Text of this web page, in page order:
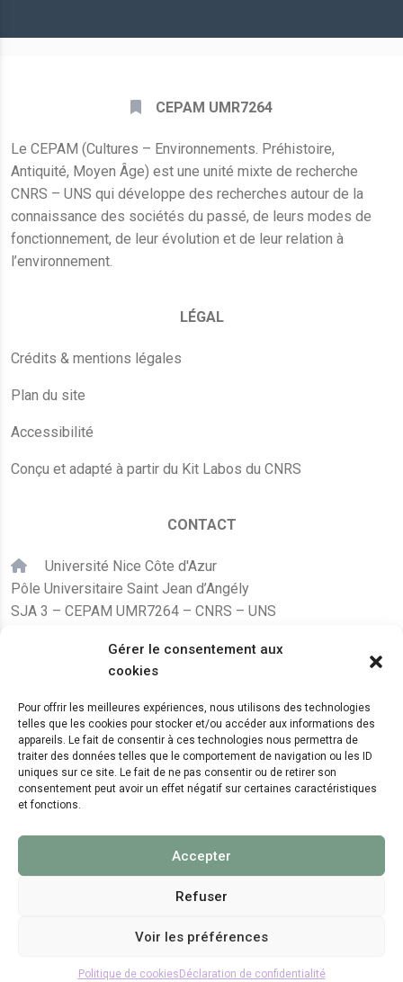
Gérer le consentement aux
cookies
Pour offrir les meilleures expériences, nous utilisons des technologies
telles que les cookies pour stocker et/ou accéder aux informations des
appareils. Le fait de consentir à ces technologies nous permettra de
traiter des données telles que le comportement de navigation ou les ID
uniques sur ce site. Le fait de ne pas consentir ou de retirer son
consentement peut avoir un effet négatif sur certaines caractéristiques
et fonctions.
Accepter
Refuser
Voir les préférences
Politique de cookies Déclaration de confidentialité
CEPAM UMR7264
Le CEPAM (Cultures – Environnements. Préhistoire,
Antiquité, Moyen Âge) est une unité mixte de recherche
CNRS – UNS qui développe des recherches autour de la
connaissance des sociétés du passé, de leurs modes de
fonctionnement, de leur évolution et de leur relation à
l’environnement.
LÉGAL
Crédits & mentions légales
Plan du site
Accessibilité
Conçu et adapté à partir du Kit Labos du CNRS
CONTACT
Université Nice Côte d'Azur
Pôle Universitaire Saint Jean d’Angély
SJA 3 – CEPAM UMR7264 – CNRS – UNS
+33 (0)4 89 15 24 08
LE CEPAM EST HÉBERGÉ PAR
© 2024 Copyright:CEPAM UMR7264, CNRS, CNRS